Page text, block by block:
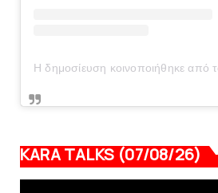
KARA TALKS (07/08/26)